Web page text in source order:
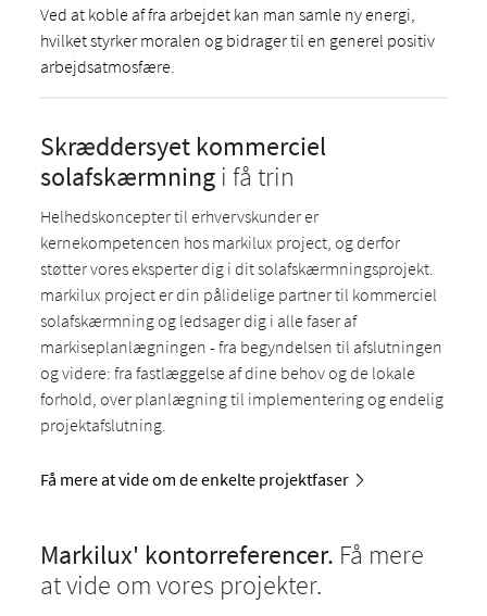
Ved at koble af fra arbejdet kan man samle ny energi,
hvilket styrker moralen og bidrager til en generel positiv
arbejdsatmosfære.
Skræddersyet kommerciel
solafskærmning i få trin
Helhedskoncepter til erhvervskunder er
kernekompetencen hos markilux project, og derfor
støtter vores eksperter dig i dit solafskærmningsprojekt.
markilux project er din pålidelige partner til kommerciel
solafskærmning og ledsager dig i alle faser af
markiseplanlægningen - fra begyndelsen til afslutningen
og videre: fra fastlæggelse af dine behov og de lokale
forhold, over planlægning til implementering og endelig
projektafslutning.
Få mere at vide om de enkelte projektfaser
Markilux' kontorreferencer. Få mere
at vide om vores projekter.